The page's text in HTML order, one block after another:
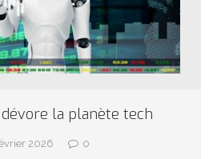
la planète tech
2026 0